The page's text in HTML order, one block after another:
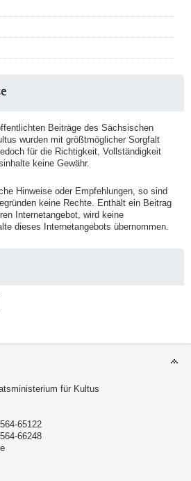
Beiträge des Sächsischen
wurden mit größtmöglicher Sorgfalt
für die Richtigkeit, Vollständigkeit
keine Gewähr.
Hinweise oder Empfehlungen, so sind
keine Rechte. Enthält ein Beitrag
Internetangebot, wird keine
dieses Internetangebots übernommen.
für Kultus
65122
66248